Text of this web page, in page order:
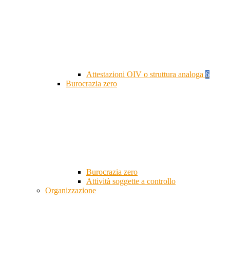
Attestazioni OIV o struttura analoga 6
Burocrazia zero
Burocrazia zero
Attività soggette a controllo
Organizzazione